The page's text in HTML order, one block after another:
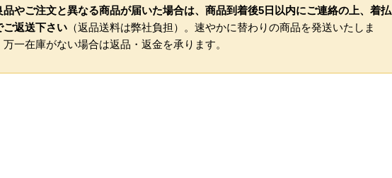
品やご注文と異なる商品が届いた場合は、商品到着後5日以内にご連絡の上、着払
ご返送下さい（返品送料は弊社負担）。速やかに替わりの商品を発送いたしま
万一在庫がない場合は返品・返金を承ります。